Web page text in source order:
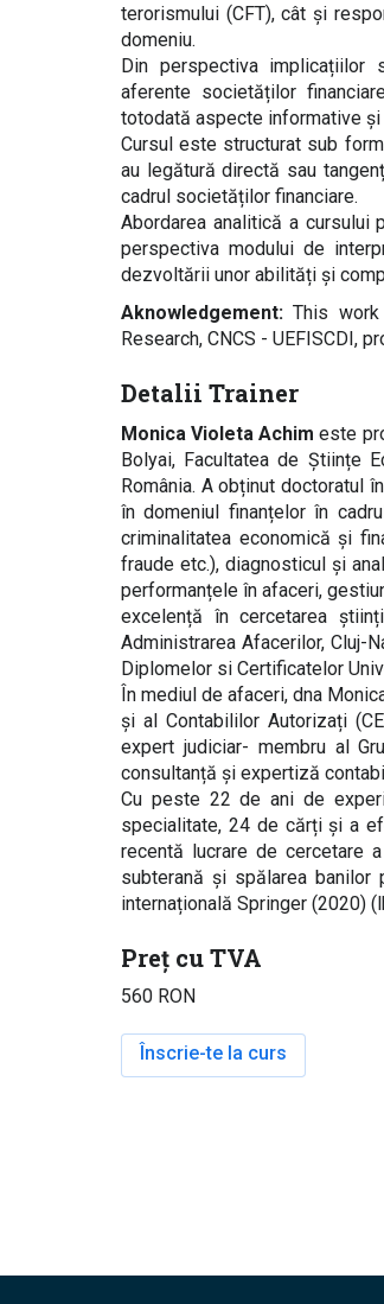
terorismului (CFT), cât și
domeniu.
Din perspectiva implicațiilor
aferente societăților
totodată aspecte informative
Cursul este structurat sub
au legătură directă sau
cadrul societăților financiare.
Abordarea analitică a cursului
perspectiva modului de
dezvoltării unor abilități și
Aknowledgement: This
Research, CNCS - UEFISCDI,
Detalii Trainer
Monica Violeta Achim este
Bolyai, Facultatea de Științe
România. A obținut doctoratul
în domeniul finanțelor în
criminalitatea economică și
fraude etc.), diagnosticul și
performanțele în afaceri,
excelență în cercetarea
Administrarea Afacerilor, Cluj-
Diplomelor si Certificatelor
În mediul de afaceri, dna
și al Contabililor Autorizați
expert judiciar- membru al
consultanță și expertiză
Cu peste 22 de ani de
specialitate, 24 de cărți și a
recentă lucrare de cercetare
subterană și spălarea banilor
internațională Springer (2020)
Preț cu TVA
560 RON
Înscrie-te la curs